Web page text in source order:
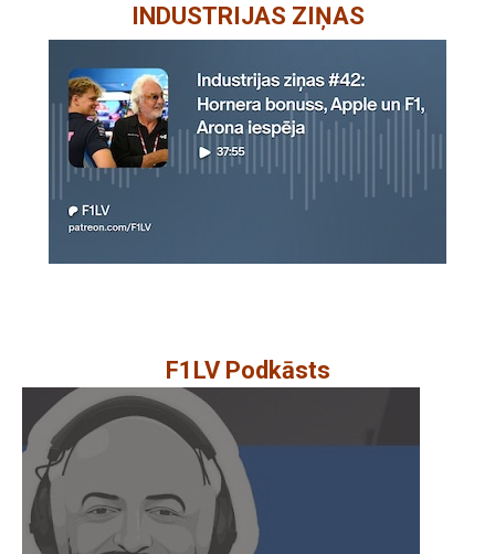
INDUSTRIJAS ZIŅAS
F1LV Podkāsts